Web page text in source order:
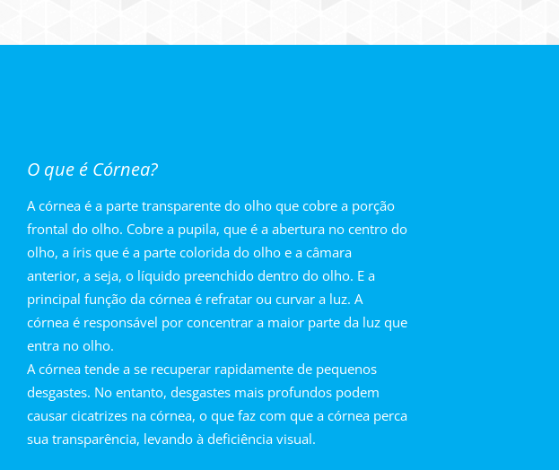
O que é Córnea?
A córnea é a parte transparente do olho que cobre a porção
frontal do olho. Cobre a pupila, que é a abertura no centro do
olho, a íris que é a parte colorida do olho e a câmara
anterior, a seja, o líquido preenchido dentro do olho. E a
principal função da córnea é refratar ou curvar a luz. A
córnea é responsável por concentrar a maior parte da luz que
entra no olho.
A córnea tende a se recuperar rapidamente de pequenos
desgastes. No entanto, desgastes mais profundos podem
causar cicatrizes na córnea, o que faz com que a córnea perca
sua transparência, levando à deficiência visual.